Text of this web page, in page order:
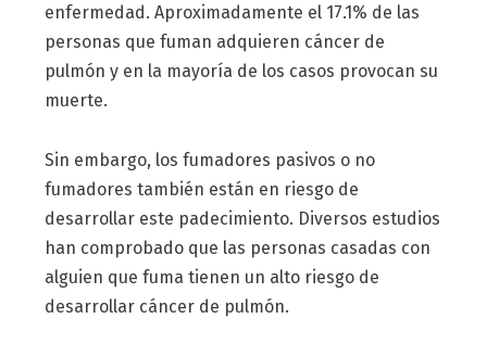
enfermedad. Aproximadamente el 17.1% de las
personas que fuman adquieren cáncer de
pulmón y en la mayoría de los casos provocan su
muerte.
Sin embargo, los fumadores pasivos o no
fumadores también están en riesgo de
desarrollar este padecimiento. Diversos estudios
han comprobado que las personas casadas con
alguien que fuma tienen un alto riesgo de
desarrollar cáncer de pulmón.